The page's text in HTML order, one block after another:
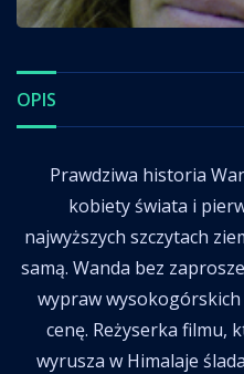
OPIS
Prawdziwa historia Wandy Rutkiewicz, pierwszej
kobiety świata i
najwyższych szczytach
samą. Wanda bez
wypraw wysokogórskich
cenę. Reżyserka filmu,
wyrusza w Himalaje